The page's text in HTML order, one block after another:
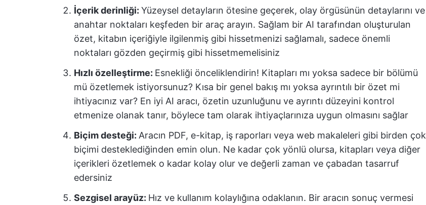
İçerik derinliği: Yüzeysel detayların ötesine geçerek, olay örgüsünün detaylarını ve
anahtar noktaları keşfeden bir araç arayın. Sağlam bir AI tarafından oluşturulan
özet, kitabın içeriğiyle ilgilenmiş gibi hissetmenizi sağlamalı, sadece önemli
noktaları gözden geçirmiş gibi hissetmemelisiniz
Hızlı özelleştirme: Esnekliği önceliklendirin! Kitapları mı yoksa sadece bir bölümü
mü özetlemek istiyorsunuz? Kısa bir genel bakış mı yoksa ayrıntılı bir özet mi
ihtiyacınız var? En iyi AI aracı, özetin uzunluğunu ve ayrıntı düzeyini kontrol
etmenize olanak tanır, böylece tam olarak ihtiyaçlarınıza uygun olmasını sağlar
Biçim desteği: Aracın PDF, e-kitap, iş raporları veya web makaleleri gibi birden çok
biçimi desteklediğinden emin olun. Ne kadar çok yönlü olursa, kitapları veya diğer
içerikleri özetlemek o kadar kolay olur ve değerli zaman ve çabadan tasarruf
edersiniz
Sezgisel arayüz: Hız ve kullanım kolaylığına odaklanın. Bir aracın sonuç vermesi